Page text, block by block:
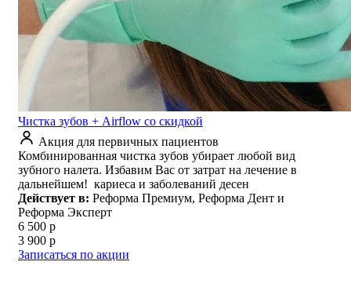
Чистка зубов + Airflow со скидкой
Акция для первичных пациентов
Комбинированная чистка зубов убирает любой вид
зубного налета. Избавим Вас от затрат на лечение в
дальнейшем! кариеса и заболеваний десен
Действует в: Реформа Премиум, Реформа Дент и
Реформа Эксперт
6 500 р
3 900 р
Записаться по акции